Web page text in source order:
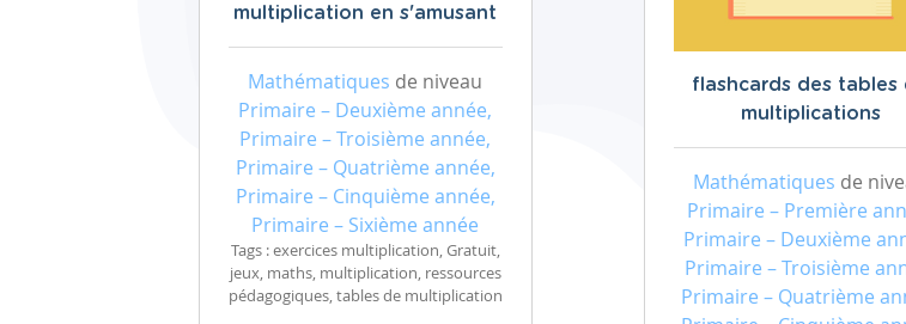
multiplication en s'amusant
Mathématiques de niveau
Primaire – Deuxième année,
Primaire – Troisième année,
Primaire – Quatrième année,
Primaire – Cinquième année,
Primaire – Sixième année
Tags : exercices multiplication, Gratuit,
jeux, maths, multiplication, ressources
pédagogiques, tables de multiplication
flashcards des tables
multiplications
Mathématiques de
Primaire – Première
Primaire – Deuxième
Primaire – Troisième
Primaire – Quatrième